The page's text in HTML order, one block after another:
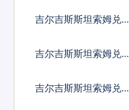
吉尔吉斯斯坦索姆兑加
吉尔吉斯斯坦索姆兑保
吉尔吉斯斯坦索姆兑丹